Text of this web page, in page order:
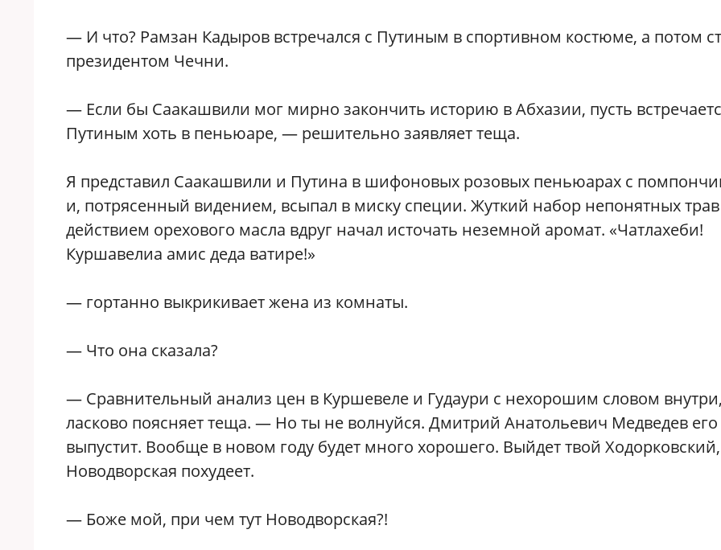
— И что? Рамзан Кадыров встречался с Путиным в спортивном костюме, а потом
президентом Чечни.
— Если бы Саакашвили мог мирно закончить историю в Абхазии, пусть
Путиным хоть в пеньюаре, — решительно заявляет теща.
Я представил Саакашвили и Путина в шифоновых розовых пеньюарах с
и, потрясенный видением, всыпал в миску специи. Жуткий набор непонятных
действием орехового масла вдруг начал источать неземной аромат. «Чатлахеби!
Куршавелиа амис деда ватире!»
— гортанно выкрикивает жена из комнаты.
— Что она сказала?
— Сравнительный анализ цен в Куршевеле и Гудаури с нехорошим словом
ласково поясняет теща. — Но ты не волнуйся. Дмитрий Анатольевич Медведев его
выпустит. Вообще в новом году будет много хорошего. Выйдет твой
Новодворская похудеет.
— Боже мой, при чем тут Новодворская?!